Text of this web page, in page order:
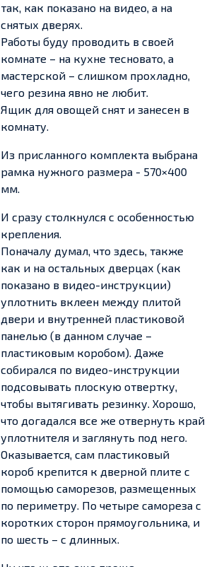
так, как показано на видео, а на
снятых дверях.
Работы буду проводить в своей
комнате – на кухне тесновато, а
мастерской – слишком прохладно,
чего резина явно не любит.
Ящик для овощей снят и занесен в
комнату.
Из присланного комплекта выбрана
рамка нужного размера - 570×400
мм.
И сразу столкнулся с особенностью
крепления.
Поначалу думал, что здесь, также
как и на остальных дверцах (как
показано в видео-инструкции)
уплотнить вклеен между плитой
двери и внутренней пластиковой
панелью (в данном случае –
пластиковым коробом). Даже
собирался по видео-инструкции
подсовывать плоскую отвертку,
чтобы вытягивать резинку. Хорошо,
что догадался все же отвернуть край
уплотнителя и заглянуть под него.
Оказывается, сам пластиковый
короб крепится к дверной плите с
помощью саморезов, размещенных
по периметру. По четыре самореза с
коротких сторон прямоугольника, и
по шесть – с длинных.